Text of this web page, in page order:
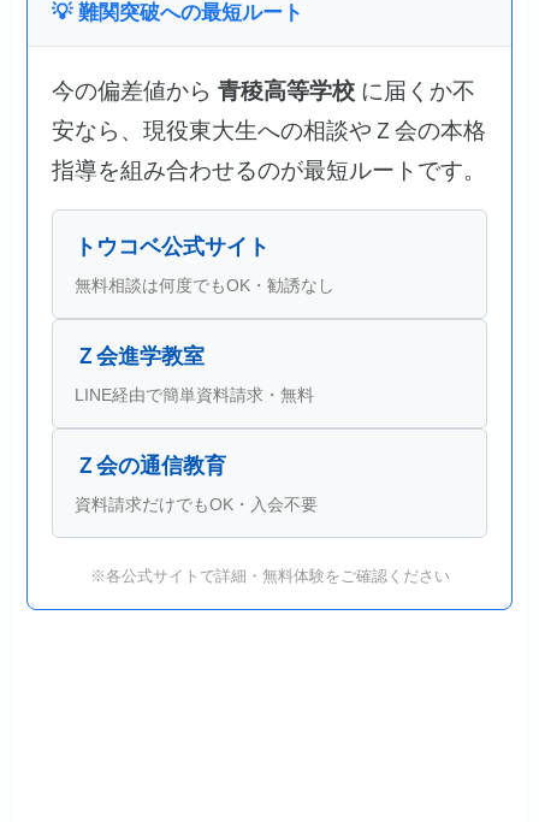
💡 難関突破への最短ルート
今の偏差値から青稜高等学校 に届くか不
安なら、現役東大生への相談やＺ会の本格
指導を組み合わせるのが最短ルートです。
トウコベ公式サイト
無料相談は何度でもOK・勧誘なし
Ｚ会進学教室
LINE経由で簡単資料請求・無料
Ｚ会の通信教育
資料請求だけでもOK・入会不要
※各公式サイトで詳細・無料体験をご確認ください